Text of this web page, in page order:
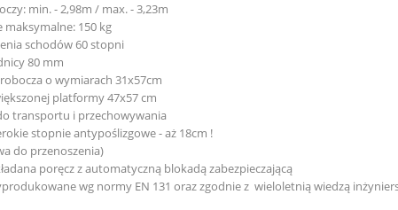
min. - 2,98m / max. - 3,23m
maksymalne: 150 kg
schodów 60 stopni
80 mm
o wymiarach 31x57cm
platformy 47x57 cm
transportu i przechowywania
stopnie antypoślizgowe - aż 18cm !
do przenoszenia)
poręcz z automatyczną blokadą zabezpieczającą
wg normy EN 131 oraz zgodnie z wieloletnią wiedzą